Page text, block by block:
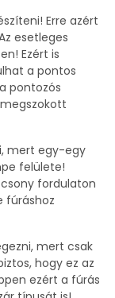
Erre azért
esetleges
Ezért is
a pontos
pontozós
mert egy-egy
felülete!
fordulaton
fúráshoz
mert csak
hogy ez az
ezért a fúrás